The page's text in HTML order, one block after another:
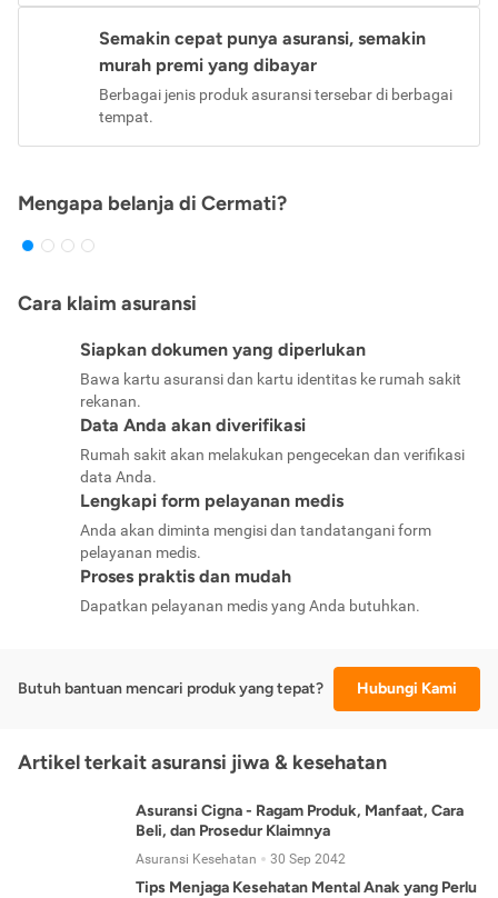
Semakin cepat punya asuransi, semakin
murah premi yang dibayar
Berbagai jenis produk asuransi tersebar di berbagai
tempat.
Mengapa belanja di Cermati?
Cara klaim asuransi
Siapkan dokumen yang diperlukan
Bawa kartu asuransi dan kartu identitas ke rumah sakit
rekanan.
Data Anda akan diverifikasi
Rumah sakit akan melakukan pengecekan dan verifikasi
data Anda.
Lengkapi form pelayanan medis
Anda akan diminta mengisi dan tandatangani form
pelayanan medis.
Proses praktis dan mudah
Dapatkan pelayanan medis yang Anda butuhkan.
Butuh bantuan mencari produk yang tepat? Hubungi Kami
Artikel terkait asuransi jiwa & kesehatan
Asuransi Cigna - Ragam Produk, Manfaat, Cara
Beli, dan Prosedur Klaimnya
Asuransi Kesehatan 30 Sep 2042
Tips Menjaga Kesehatan Mental Anak yang Perlu